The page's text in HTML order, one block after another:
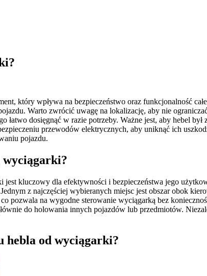
który wpływa na bezpieczeństwo oraz funkcjonalność
Warto zwrócić uwagę na lokalizację, aby nie
dosięgnąć w razie potrzeby. Ważne jest, aby hebel
przewodów elektrycznych, aby uniknąć ich
pojazdu.
wyciągarki?
kluczowy dla efektywności i bezpieczeństwa jego
z najczęściej wybieranych miejsc jest obszar obok
pozwala na wygodne sterowanie wyciągarką bez
do holowania innych pojazdów lub przedmiotów.
hebla od wyciągarki?